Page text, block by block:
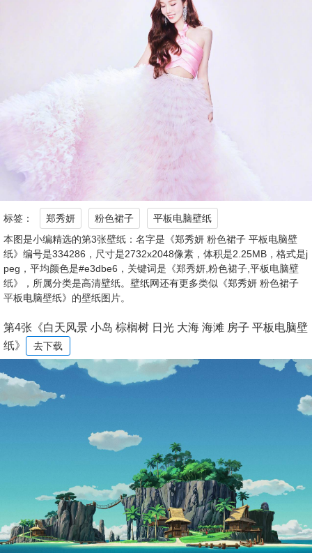
标签： 郑秀妍 粉色裙子
平板电脑壁纸
本图是小编精选的第3张壁纸：名字是《郑秀妍 粉色裙子 平板电脑壁
纸》编号是334286，尺寸是2732x2048像素，体积是2.25MB，格式是j
peg，平均颜色是#e3dbe6，关键词是《郑秀妍,粉色裙子,平板电脑壁
纸》，所属分类是高清壁纸。壁纸网还有更多类似《郑秀妍 粉色裙子
平板电脑壁纸》的壁纸图片。
第4张《白天风景 小岛 棕榈树 日光 大海 海滩 房子 平板电脑壁
纸》
去下载